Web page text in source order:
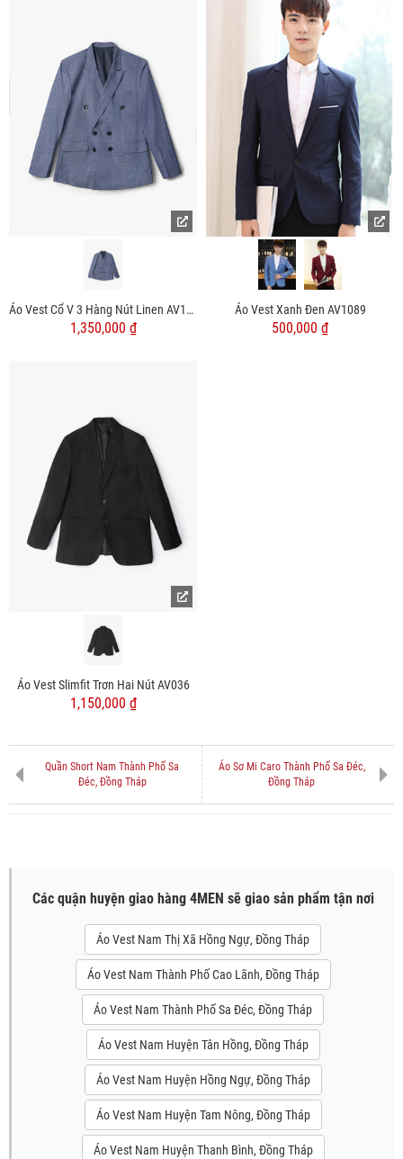
Áo Vest Cổ V 3 Hàng Nút Linen AV1137 Màu Xanh Đen
1,350,000 ₫
Áo Vest Xanh Đen AV1089
500,000 ₫
Áo Vest Slimfit Trơn Hai Nút AV036
1,150,000 ₫
Quần Short Nam Thành Phố Sa
Đéc, Đồng Tháp
Áo Sơ Mi Caro Thành Phố Sa Đéc,
Đồng Tháp
Các quận huyện giao hàng 4MEN sẽ giao sản phẩm tận nơi
Áo Vest Nam Thị Xã Hồng Ngự, Đồng Tháp
Áo Vest Nam Thành Phố Cao Lãnh, Đồng Tháp
Áo Vest Nam Thành Phố Sa Đéc, Đồng Tháp
Áo Vest Nam Huyện Tân Hồng, Đồng Tháp
Áo Vest Nam Huyện Hồng Ngự, Đồng Tháp
Áo Vest Nam Huyện Tam Nông, Đồng Tháp
Áo Vest Nam Huyện Thanh Bình, Đồng Tháp